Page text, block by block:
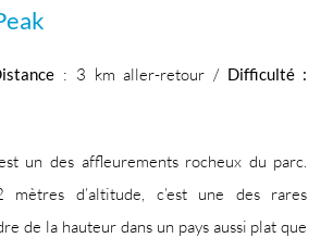
: 3 km aller-retour /Difficulté :
un des affleurements rocheux du parc.
d’altitude, c’est une des rares
de la hauteur dans un pays aussi plat que